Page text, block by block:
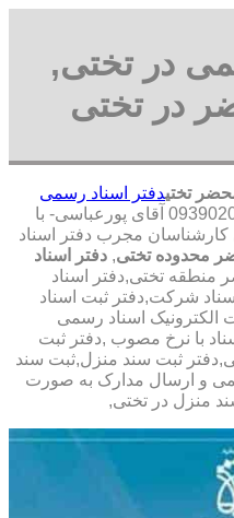
در تختی,
در تختی
تختیدفتر اسناد رسمی
,09390205345 آقای پورعباسی- با
مجرب دفتر اسناد
محدوده تختی, دفتر اسناد
منطقه تختی,دفتر اسناد
شرکت,دفتر ثبت اسناد
الکترونیک اسناد رسمی
با نرخ مصوب ,دفتر ثبت
ثبت سند منزل,ثبت سند
و ارسال مدارک به صورت
منزل در تختی,